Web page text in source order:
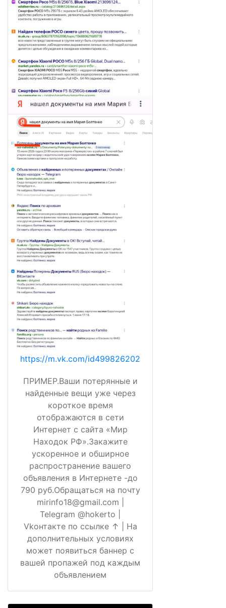
https://m.vk.com/id499826202
ПРИМЕР.Ваши потерянные и
найденные вещи уже через
короткое время
отображаются в сети
Интернет с сайта «Мир
Находок РФ».Закажите
ускоренное и обширное
распространение вашего
объявления в Интернете -до
790 руб.Обращаться на почту
mirinfo18@gmail.com |
Telegram @hokerto |
Vkонтакте по ссылке ↑ | На
дополнительных условиях
может появиться баннер с
вашей пропажей под каждым
объявлением